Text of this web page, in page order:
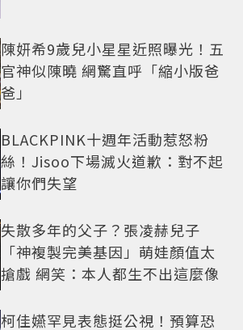
陳妍希9歲兒小星星近照曝光！五
官神似陳曉 網驚直呼「縮小版爸
爸」
BLACKPINK十週年活動惹怒粉
絲！Jisoo下場滅火道歉：對不起
讓你們失望
失散多年的父子？張凌赫兒子
「神複製完美基因」萌娃顏值太
搶戲 網笑：本人都生不出這麼像
柯佳嬿罕見表態挺公視！預算恐